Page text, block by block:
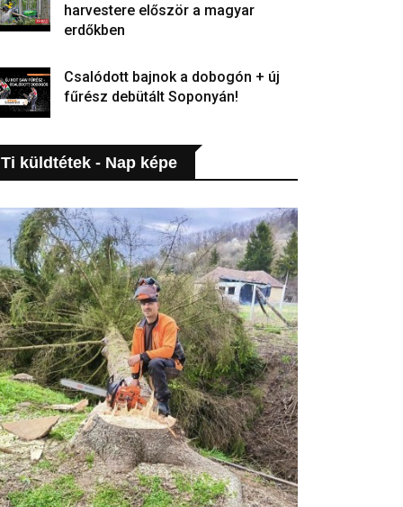
harvestere először a magyar
erdőkben
Csalódott bajnok a dobogón + új
fűrész debütált Soponyán!
Ti küldtétek - Nap képe